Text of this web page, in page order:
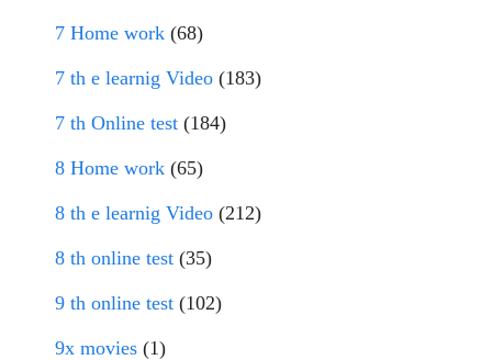
7 Home work (68)
7 th e learnig Video (183)
7 th Online test (184)
8 Home work (65)
8 th e learnig Video (212)
8 th online test (35)
9 th online test (102)
9x movies (1)